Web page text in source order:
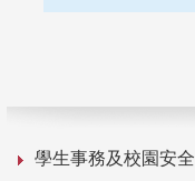
學生事務及校園安全